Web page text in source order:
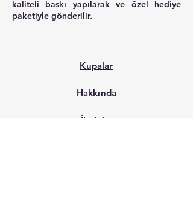
kaliteli baskı yapılarak ve özel hediye
paketiyle gönderilir.
Kupalar
Hakkında
İletişim